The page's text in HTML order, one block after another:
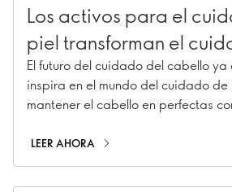
Los activos para el
piel transforman el
cabello
El futuro del cuidado del cabello
inspira en el mundo del cuidado de
mantener el cabello en perfectas
la piel (como la niacinamida, el
ácido salicílico) están haciendo
LEER AHORA